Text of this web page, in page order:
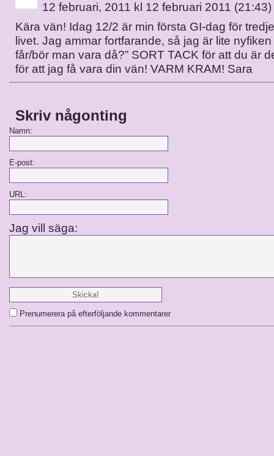
12 februari, 2011 kl 12 februari 2011 (21:43)
Kära vän! Idag 12/2 är min första GI-dag för
livet. Jag ammar fortfarande, så jag är lite nyfiken
får/bör man vara då?” SORT TACK för att du är
för att jag få vara din vän! VARM KRAM! Sara
Skriv någonting
Namn:
E-post:
URL:
Jag vill säga:
Prenumerera på efterföljande kommentarer